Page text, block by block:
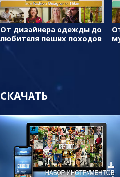
От дизайнера одежды до
любителя пеших походов
СКАЧАТЬ